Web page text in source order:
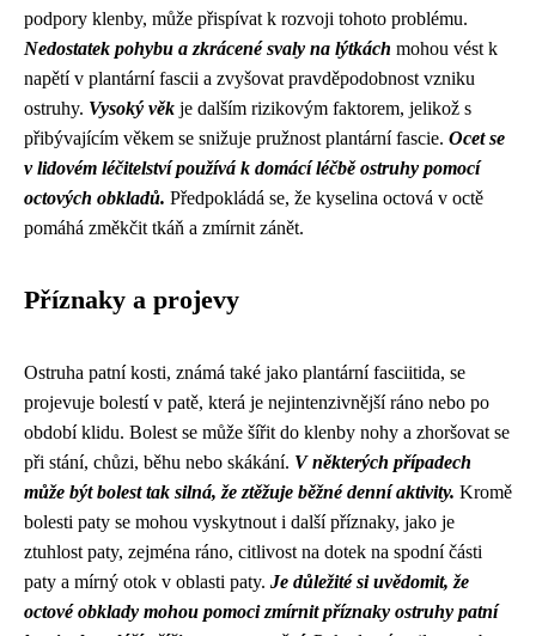
podpory klenby, může přispívat k rozvoji tohoto problému.
Nedostatek pohybu a zkrácené svaly na lýtkách mohou vést k
napětí v plantární fascii a zvyšovat pravděpodobnost vzniku
ostruhy. Vysoký věk je dalším rizikovým faktorem, jelikož s
přibývajícím věkem se snižuje pružnost plantární fascie. Ocet se
v lidovém léčitelství používá k domácí léčbě ostruhy pomocí
octových obkladů. Předpokládá se, že kyselina octová v octě
pomáhá změkčit tkáň a zmírnit zánět.
Příznaky a projevy
Ostruha patní kosti, známá také jako plantární fasciitida, se
projevuje bolestí v patě, která je nejintenzivnější ráno nebo po
období klidu. Bolest se může šířit do klenby nohy a zhoršovat se
při stání, chůzi, běhu nebo skákání. V některých případech
může být bolest tak silná, že ztěžuje běžné denní aktivity. Kromě
bolesti paty se mohou vyskytnout i další příznaky, jako je
ztuhlost paty, zejména ráno, citlivost na dotek na spodní části
paty a mírný otok v oblasti paty. Je důležité si uvědomit, že
octové obklady mohou pomoci zmírnit příznaky ostruhy patní